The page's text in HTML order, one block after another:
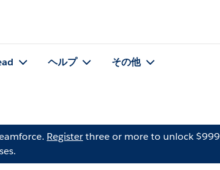
ヘルプ その他
Registerthree or more to unlock $999